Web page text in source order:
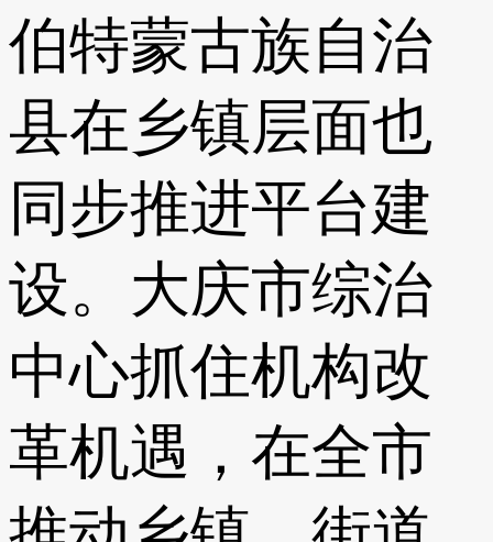
伯特蒙古族自治
县在乡镇层面也
同步推进平台建
设。大庆市综治
中心抓住机构改
革机遇，在全市